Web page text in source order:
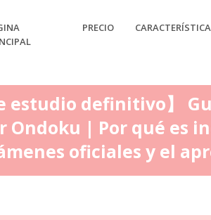
PRECIO CARACTERÍSTICA
estudio definitivo】
Ondoku | Por qué es
oficiales y el